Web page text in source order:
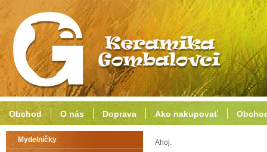
Ahoj.
Mydelničky
Obchod O nás Doprava Ako nakupovať